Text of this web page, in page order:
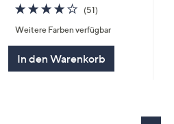
4.1
von
5
(51)51
Weitere Farben verfügbar
In den Warenkorb